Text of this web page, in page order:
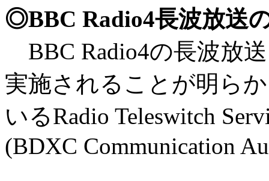
◎BBC Radio4長波放送
BBC Radio4の長波放
実施されることが明ら
いるRadio Teleswitch
(BDXC Communication